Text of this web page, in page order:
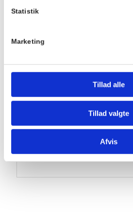
Statistik
Marketing
Tillad alle
Tillad valgte
Afvis
Tidspunkt:
Serie:
på Villa Strand
Gratis
Villa Strand
3100